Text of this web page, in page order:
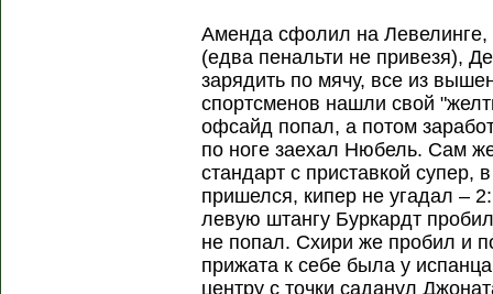
Аменда сфолил на
(едва пенальти не привезя),
зарядить по мячу, все из
спортсменов нашли свой
офсайд попал, а потом
по ноге заехал Нюбель. Сам
стандарт с приставкой
пришелся, кипер не угадал –
левую штангу Буркардт
не попал. Схири же пробил и
прижата к себе была у
центру с точки саданул